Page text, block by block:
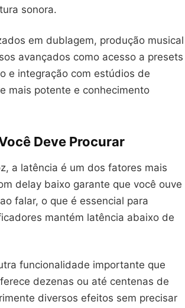
sonora.
em dublagem, produção musical
avançados como acesso a presets
e integração com estúdios de
mais potente e conhecimento
Deve Procurar
a latência é um dos fatores mais
delay baixo garante que você ouve
falar, o que é essencial para
mantém latência abaixo de
funcionalidade importante que
dezenas ou até centenas de
diversos efeitos sem precisar